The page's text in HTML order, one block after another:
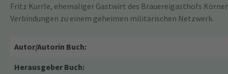
Fritz Kurrle, ehemaliger Gastwirt des Brauereigasthofs
Verbindungen zu einem geheimen militärischen Netzwerk.
Autor/Autorin Buch:
Herausgeber Buch: